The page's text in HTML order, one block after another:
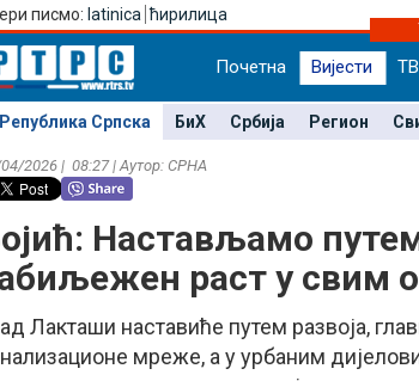
писмо: latinica ћирилица
Почетна Вијести ТВ
Република Српска БиХ Србија Регион
2026 | 08:27 | Аутор: СРНА
Настављамо
раст у свим
Лакташи наставиће путем развоја,
мреже, а у урбаним